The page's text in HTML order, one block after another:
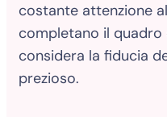
costante attenzione
completano il quadro
considera la fiducia
prezioso.